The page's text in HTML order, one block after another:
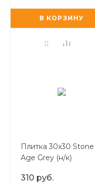
В КОРЗИНУ
Плитка 30х30 Stone
Age Grey (н/к)
310 руб.